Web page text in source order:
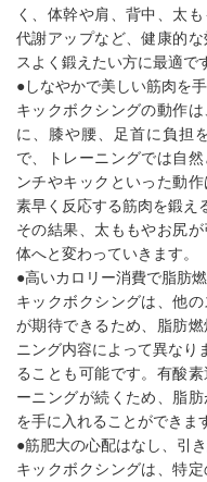
く、体幹や肩、背中、太
代謝アップなど、健康的
スよく鍛えたい方に最適で
●しなやかで美しい筋肉を
キックボクシングの動作
に、膝や腰、足首に負担
で、トレーニングでは自
ンチやキックといった動
素早く反応する筋肉を鍛え
その結果、太ももやお尻
体へと変わっていきます。
●高いカロリー消費で脂肪
キックボクシングは、他
が期待できるため、脂肪
ニング内容によって異なり
ることも可能です。有酸
ーニングが続くため、脂
を手に入れることができま
●筋肥大の心配はなし、引
キックボクシングは、特